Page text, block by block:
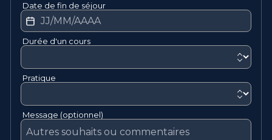
Date de fin de séjour
Durée d'un cours
Pratique
Message (optionnel)